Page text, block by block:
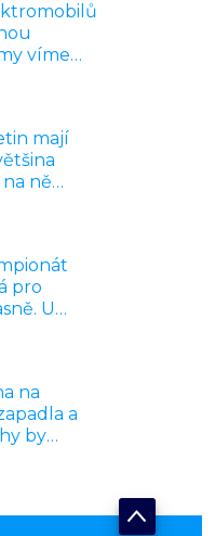
víme
nežmají
ně
pro
U
na
a
by
závodu